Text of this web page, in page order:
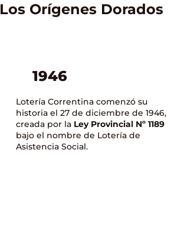
Los Orígenes Dorados
1946
Lotería Correntina comenzó su
historia el 27 de diciembre de 1946,
creada por la Ley Provincial Nº 1189
bajo el nombre de Lotería de
Asistencia Social.